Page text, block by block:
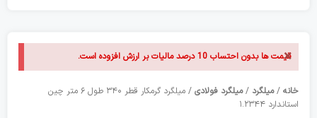
قیمت ها بدون احتساب 10 درصد مالیات بر ارزش افزوده است.
×
خانه /میلگرد /میلگرد فولادی
/ میلگرد گرمکار قطر ۳۴۰ طول ۶ متر چین
استاندارد ۱.۲۳۴۴